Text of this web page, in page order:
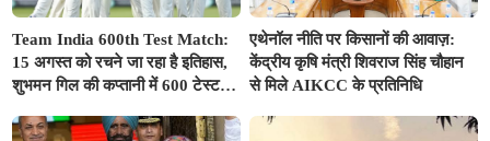
Team India 600th Test Match:
15 अगस्त को रचने जा रहा है इतिहास,
शुभमन गिल की कप्तानी में 600 टेस्ट
भारत
एथेनॉल नीति पर किसानों की आवाज़:
केंद्रीय कृषि मंत्री शिवराज सिंह चौहान
से मिले AIKCC के प्रतिनिधि